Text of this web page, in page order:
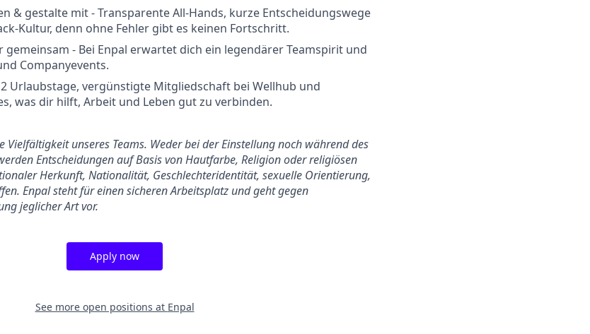
& gestalte mit - Transparente All-Hands, kurze Entscheidungswege
Kultur, denn ohne Fehler gibt es keinen Fortschritt.
gemeinsam - Bei Enpal erwartet dich ein legendärer Teamspirit und
Companyevents.
2 Urlaubstage, vergünstigte Mitgliedschaft bei Wellhub und
was dir hilft, Arbeit und Leben gut zu verbinden.
Vielfältigkeit unseres Teams. Weder bei der Einstellung noch während des
Entscheidungen auf Basis von Hautfarbe, Religion oder religiösen
Herkunft, Nationalität, Geschlechteridentität, sexuelle Orientierung,
Enpal steht für einen sicheren Arbeitsplatz und geht gegen
jeglicher Art vor.
Apply now
See more open positions at Enpal